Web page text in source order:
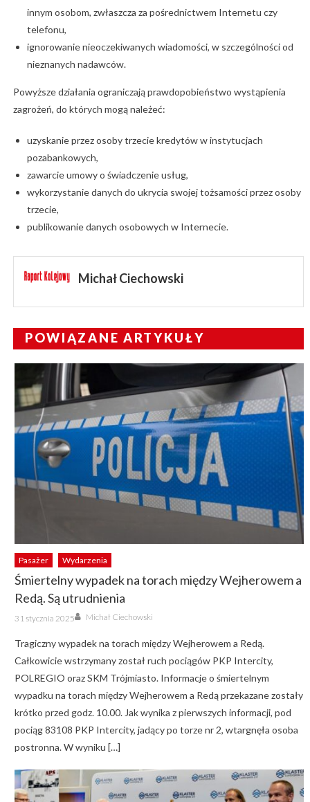
innym osobom, zwłaszcza za pośrednictwem Internetu czy
telefonu,
ignorowanie nieoczekiwanych wiadomości, w szczególności od
nieznanych nadawców.
Powyższe działania ograniczają prawdopobieństwo wystąpienia
zagrożeń, do których mogą należeć:
uzyskanie przez osoby trzecie kredytów w instytucjach
pozabankowych,
zawarcie umowy o świadczenie usług,
wykorzystanie danych do ukrycia swojej tożsamości przez osoby
trzecie,
publikowanie danych osobowych w Internecie.
Michał Ciechowski
POWIĄZANE ARTYKUŁY
Pasażer Wydarzenia
Śmiertelny wypadek na torach między Wejherowem a
Redą. Są utrudnienia
Posted
on
31 stycznia 2025 Author
Michał Ciechowski
Tragiczny wypadek na torach między Wejherowem a Redą.
Całkowicie wstrzymany został ruch pociągów PKP Intercity,
POLREGIO oraz SKM Trójmiasto. Informacje o śmiertelnym
wypadku na torach między Wejherowem a Redą przekazane zostały
krótko przed godz. 10.00. Jak wynika z pierwszych informacji, pod
pociąg 83108 PKP Intercity, jadący po torze nr 2, wtargnęła osoba
postronna. W wyniku […]